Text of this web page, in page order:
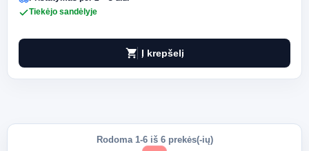
Tiekėjo sandėlyje
shopping_cart Į krepšelį
Rodoma 1-6 iš 6 prekės(-ių)